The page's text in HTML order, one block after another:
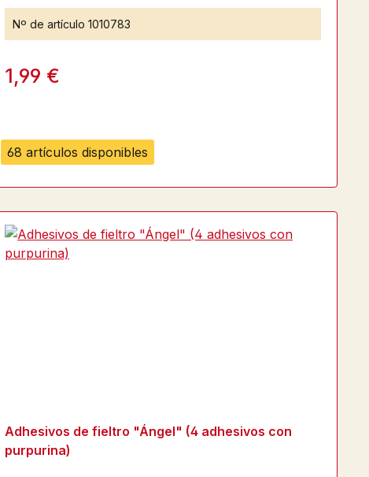
68 artículos disponibles
Nº de artículo 1010783
1,99 €
Adhesivos de fieltro "Ángel" (4 adhesivos con
purpurina)